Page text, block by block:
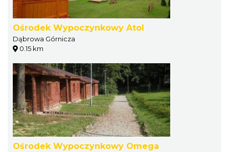
Ośrodek Wypoczynkowy Atol
Dąbrowa Górnicza
0.15 km
Ośrodek Wypoczynkowy Omega